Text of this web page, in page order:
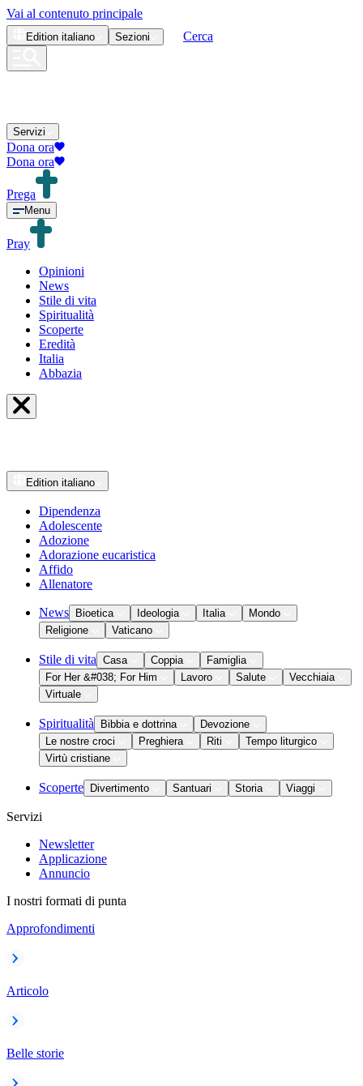
Vai al contenuto principale
Edition italiano Sezioni Cerca
Servizi
Dona ora
Dona ora
Prega
Menu
Pray
Opinioni
News
Stile di vita
Spiritualità
Scoperte
Eredità
Italia
Abbazia
Edition italiano
Dipendenza
Adolescente
Adozione
Adorazione eucaristica
Affido
Allenatore
News Bioetica Ideologia Italia
Mondo
Religione
Vaticano
Stile di vita Casa Coppia
Famiglia
For Her &#038; For Him
Lavoro Salute
Vecchiaia
Virtuale
Spiritualità Bibbia e dottrina
Devozione
Le nostre croci
Preghiera Riti
Tempo liturgico
Virtù cristiane
Scoperte Divertimento Santuari Storia Viaggi
Servizi
Newsletter
Applicazione
Annuncio
I nostri formati di punta
Approfondimenti
Articolo
Belle storie